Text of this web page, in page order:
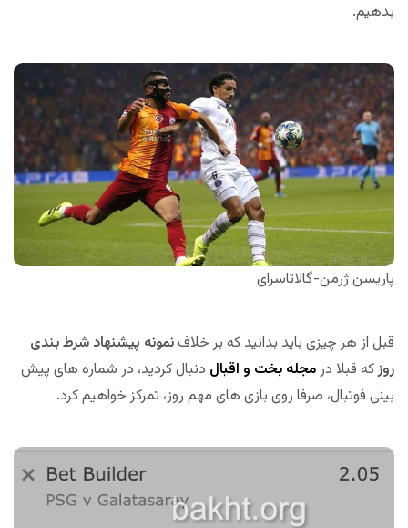
بدهیم.
پاریسن ژرمن-گالاتاسرای
قبل از هر چیزی باید بدانید که بر خلافنمونه پیشنهاد شرط بندی
روزکه قبلا درمجله بخت و اقبال دنبال کردید، در شماره های پیش
بینی فوتبال، صرفا روی بازی های مهم روز، تمرکز خواهیم کرد.